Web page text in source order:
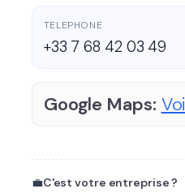
TELEPHONE
+33 7 68 42 03 49
Google Maps:
💼C'est votre entreprise ?